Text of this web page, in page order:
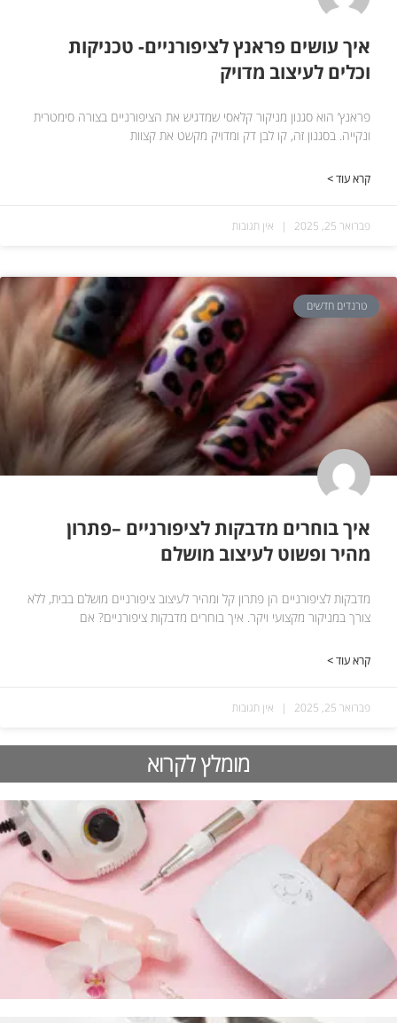
מומלץ לקרוא
איך עושים פראנץ לציפורניים- טכניקות
וכלים לעיצוב מדויק
פראנץ’ הוא סגנון מניקור קלאסי שמדגיש את הציפורניים בצורה סימטרית
ונקייה. בסגנון זה, קו לבן דק ומדויק מקשט את קצוות
קרא עוד >
פברואר 25, 2025 אין תגובות
טרנדים חדשים
איך בוחרים מדבקות לציפורניים –פתרון
מהיר ופשוט לעיצוב מושלם
מדבקות לציפורניים הן פתרון קל ומהיר לעיצוב ציפורניים מושלם בבית, ללא
צורך במניקור מקצועי ויקר. איך בוחרים מדבקות ציפורניים? אם
קרא עוד >
פברואר 25, 2025 אין תגובות